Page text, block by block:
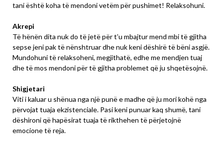
tani është koha të mendoni vetëm për pushimet! Relaksohuni.
Akrepi
Të hënën dita nuk do të jetë për t’u mbajtur mend mbi të gjitha
sepse jeni pak të nënshtruar dhe nuk keni dëshirë të bëni asgjë.
Mundohuni të relaksoheni, megjithatë, edhe me mendjen tuaj
dhe të mos mendoni për të gjitha problemet që ju shqetësojnë.
Shigjetari
Viti i kaluar u shënua nga një punë e madhe që ju mori kohë nga
përvojat tuaja ekzistenciale. Pasi keni punuar kaq shumë, tani
dëshironi që hapësirat tuaja të rikthehen të përjetojnë
emocione të reja.